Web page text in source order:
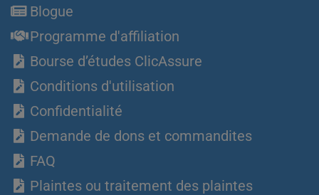
Blogue
Programme d'affiliation
Bourse d’études ClicAssure
Conditions d'utilisation
Confidentialité
Demande de dons et commandites
FAQ
Plaintes ou traitement des plaintes